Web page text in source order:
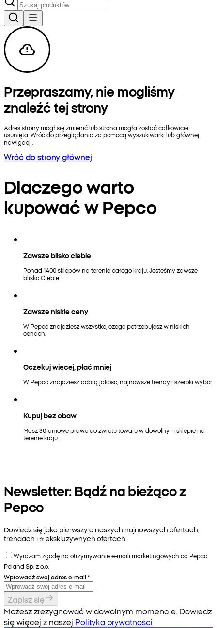
Przepraszamy, nie mogliśmy
znaleźć tej strony
Adres strony mógł się zmienić lub strona mogła zostać całkowicie
usunięta. Wróć do przeglądania za pomocą wyszukiwarki lub głównej
nawigacji.
Wróć do strony głównej
Dlaczego warto
kupować w Pepco
Zawsze blisko ciebie
Ponad 1400 sklepów na terenie całego kraju. Jesteśmy zawsze
blisko Ciebie.
Zawsze niskie ceny
W Pepco znajdziesz wszystko, czego potrzebujesz w niskich
cenach.
Oczekuj więcej, płać mniej
W Pepco znajdziesz dobrą jakość, najnowsze trendy i szeroki wybór.
Kupuj bez obaw
Masz 30-dniowe prawo do zwrotu towaru w dowolnym sklepie na
terenie kraju.
Newsletter: Bądź na bieżąco z
Pepco
Dowiedz się jako pierwszy o naszych najnowszych ofertach,
trendach i ⭐️ ekskluzywnych ofertach.
Wyrażam zgodę na otrzymywanie e-maili marketingowych od Pepco
Poland Sp. z o.o.
Wprowadź swój adres e-mail *
Zapisz się
Możesz zrezygnować w dowolnym momencie. Dowiedz
się więcej z naszej Polityka prywatności